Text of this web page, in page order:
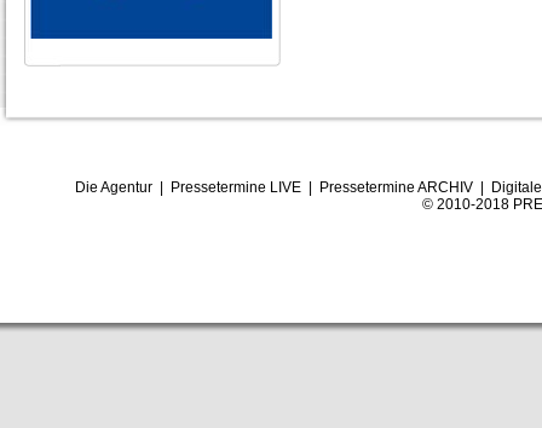
Die Agentur| Pressetermine LIVE| Pressetermine ARCHIV|
© 2010-2018